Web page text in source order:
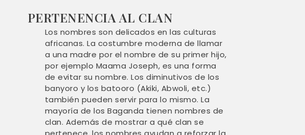
PERTENENCIA AL CLAN
Los nombres son delicados en las culturas
africanas. La costumbre moderna de llamar
a una madre por el nombre de su primer hijo,
por ejemplo Maama Joseph, es una forma
de evitar su nombre. Los diminutivos de los
banyoro y los batooro (Akiki, Abwoli, etc.)
también pueden servir para lo mismo. La
mayoría de los Baganda tienen nombres de
clan. Además de mostrar a qué clan se